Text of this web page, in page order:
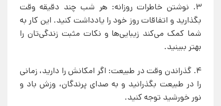
3. نوشتن خاطرات روزانه: هر شب چند دقیقه وقت
بگذارید و اتفاقات روز خود را یادداشت کنید. این کار به
شما کمک می‌کند زیبایی‌ها و نکات مثبت زندگی‌تان را
بهتر ببینید.
4. گذراندن وقت در طبیعت: اگر امکانش را دارید، زمانی
را در طبیعت بگذرانید و به صدای پرندگان، وزش باد و
نور خورشید توجه کنید.